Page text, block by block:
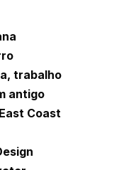
trabalho
antigo
Coast